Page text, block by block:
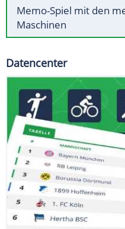
Memo-Spiel mit den
Maschinen
Datencenter